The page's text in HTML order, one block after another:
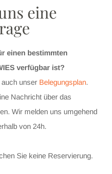
eine
einen bestimmten
verfügbar ist?
unser Belegungsplan.
Nachricht über das
Wir melden uns umgehend
von 24h.
Sie keine Reservierung.